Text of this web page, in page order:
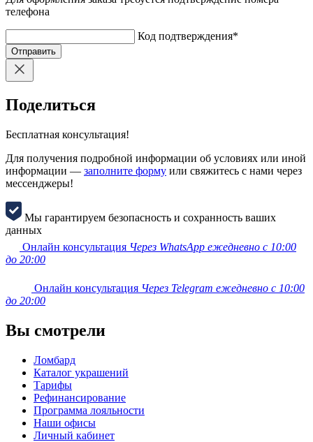
телефона
Код подтверждения*
Отправить
Поделиться
Бесплатная консультация!
Для получения подробной информации об условиях или иной
информации — заполните форму или свяжитесь с нами через
мессенджеры!
Мы гарантируем безопасность и сохранность ваших
данных
Онлайн консультация Через WhatsApp ежедневно с 10:00
до 20:00
Онлайн консультация Через Telegram ежедневно с 10:00
до 20:00
Вы смотрели
Ломбард
Каталог украшений
Тарифы
Рефинансирование
Программа лояльности
Наши офисы
Личный кабинет